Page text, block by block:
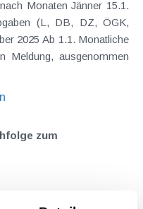
Jänner 15.1.
(L, DB, DZ, ÖGK,
Monatliche
Meldung, ausgenommen
zum